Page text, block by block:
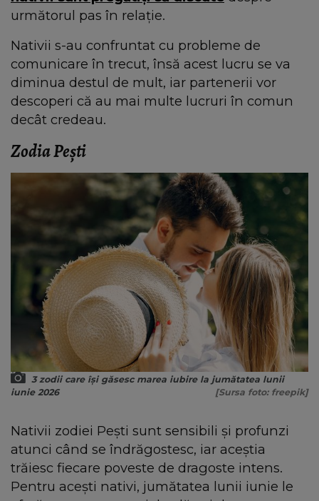
următorul pas în relație.
Nativii s-au confruntat cu probleme de
comunicare în trecut, însă acest lucru se va
diminua destul de mult, iar partenerii vor
descoperi că au mai multe lucruri în comun
decât credeau.
Zodia Pești
3 zodii care își găsesc marea iubire la jumătatea lunii
iunie 2026
[Sursa foto: freepik]
Nativii zodiei Pești sunt sensibili și profunzi
atunci când se îndrăgostesc, iar aceștia
trăiesc fiecare poveste de dragoste intens.
Pentru acești nativi, jumătatea lunii iunie le